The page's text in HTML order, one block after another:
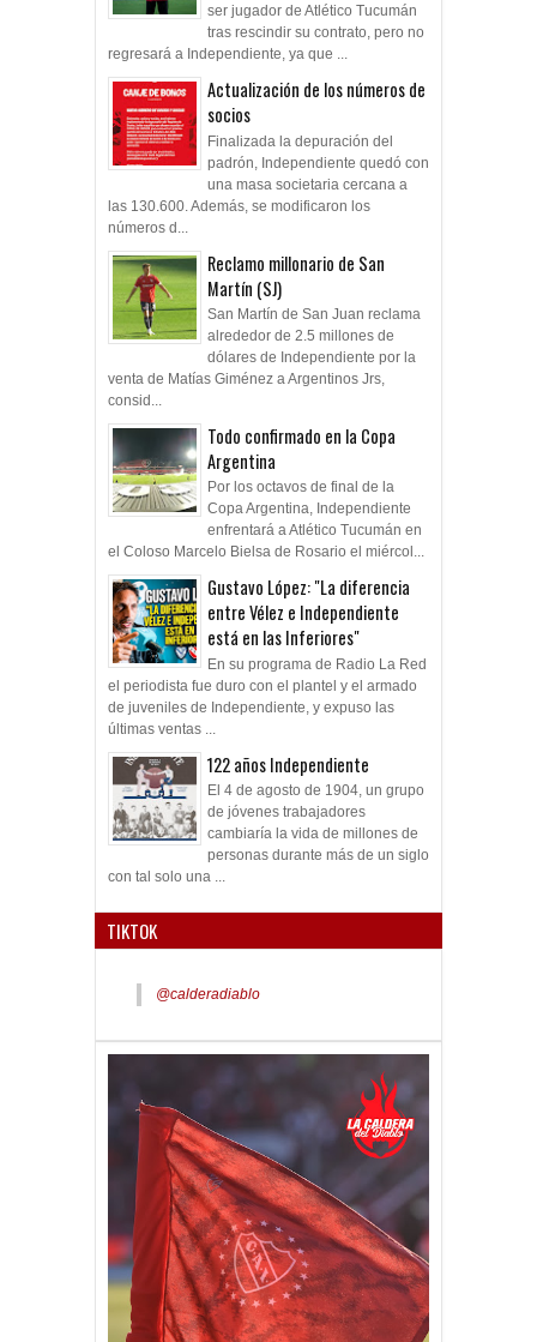
ser jugador de Atlético Tucumán
tras rescindir su contrato, pero no
regresará a Independiente, ya que ...
Actualización de los números de
socios
Finalizada la depuración del
padrón, Independiente quedó con
una masa societaria cercana a
las 130.600. Además, se modificaron los
números d...
Reclamo millonario de San
Martín (SJ)
San Martín de San Juan reclama
alrededor de 2.5 millones de
dólares de Independiente por la
venta de Matías Giménez a Argentinos Jrs,
consid...
Todo confirmado en la Copa
Argentina
Por los octavos de final de la
Copa Argentina, Independiente
enfrentará a Atlético Tucumán en
el Coloso Marcelo Bielsa de Rosario el miércol...
Gustavo López: "La diferencia
entre Vélez e Independiente
está en las Inferiores"
En su programa de Radio La Red
el periodista fue duro con el plantel y el armado
de juveniles de Independiente, y expuso las
últimas ventas ...
122 años Independiente
El 4 de agosto de 1904, un grupo
de jóvenes trabajadores
cambiaría la vida de millones de
personas durante más de un siglo
con tal solo una ...
TIKTOK
@calderadiablo